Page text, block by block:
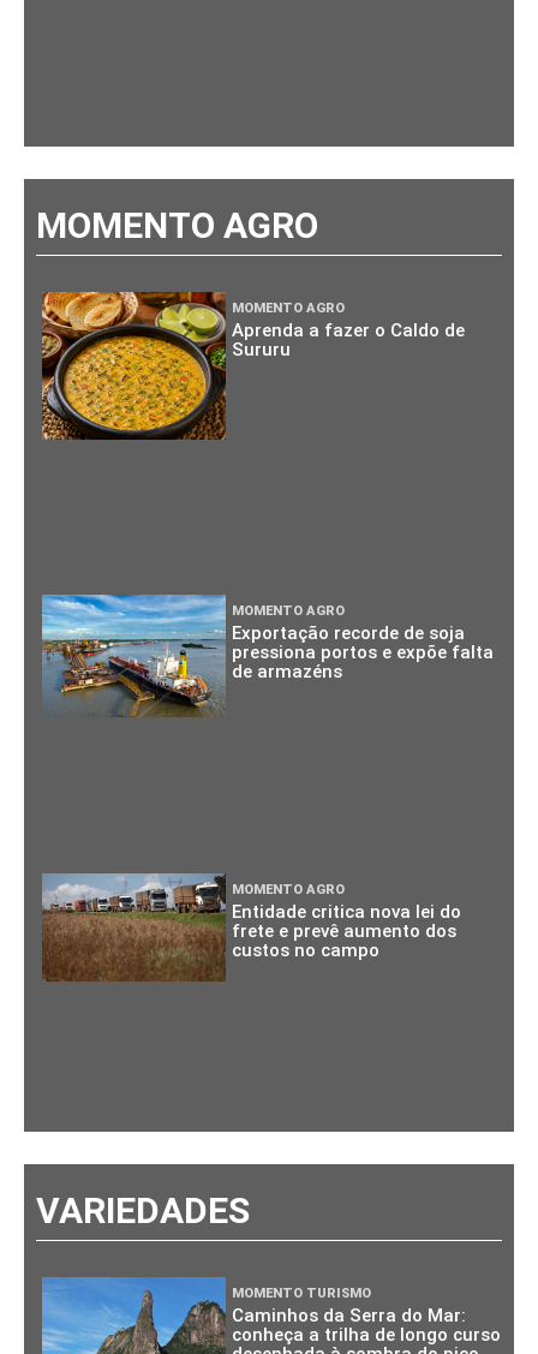
MOMENTO AGRO
MOMENTO AGRO
Aprenda a fazer o Caldo de
Sururu
MOMENTO AGRO
Exportação recorde de soja
pressiona portos e expõe falta
de armazéns
MOMENTO AGRO
Entidade critica nova lei do
frete e prevê aumento dos
custos no campo
VARIEDADES
MOMENTO TURISMO
Caminhos da Serra do Mar:
conheça a trilha de longo curso